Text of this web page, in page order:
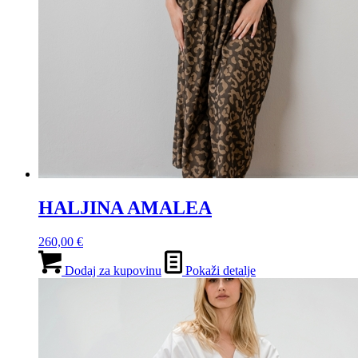
HALJINA AMALEA
260,00 €
Dodaj za kupovinu Pokaži detalje